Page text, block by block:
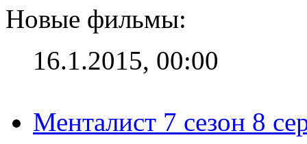
Новые фильмы:
16.1.2015, 00:00
Менталист 7 сезон 8